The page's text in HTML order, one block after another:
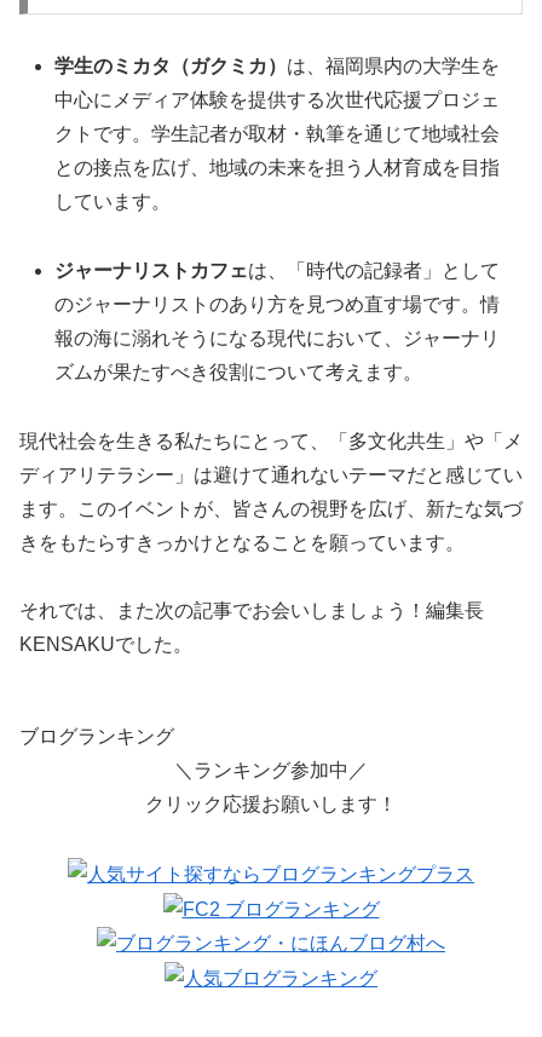
学生のミカタ（ガクミカ） は、福岡県内の大学生を
中心にメディア体験を提供する次世代応援プロジェ
クトです。学生記者が取材・執筆を通じて地域社会
との接点を広げ、地域の未来を担う人材育成を目指
しています。
ジャーナリストカフェは、「時代の記録者」として
のジャーナリストのあり方を見つめ直す場です。情
報の海に溺れそうになる現代において、ジャーナリ
ズムが果たすべき役割について考えます。
現代社会を生きる私たちにとって、「多文化共生」や「メ
ディアリテラシー」は避けて通れないテーマだと感じてい
ます。このイベントが、皆さんの視野を広げ、新たな気づ
きをもたらすきっかけとなることを願っています。
それでは、また次の記事でお会いしましょう！編集長
KENSAKUでした。
ブログランキング
＼ランキング参加中／
クリック応援お願いします！